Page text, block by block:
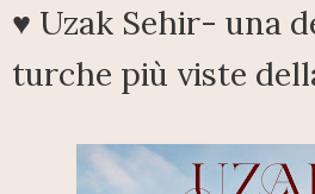
♥ Uzak Sehir- una
turche più viste